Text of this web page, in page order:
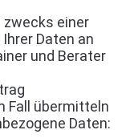
zwecks einer
Daten an
und Berater
Fall übermitteln
Daten: